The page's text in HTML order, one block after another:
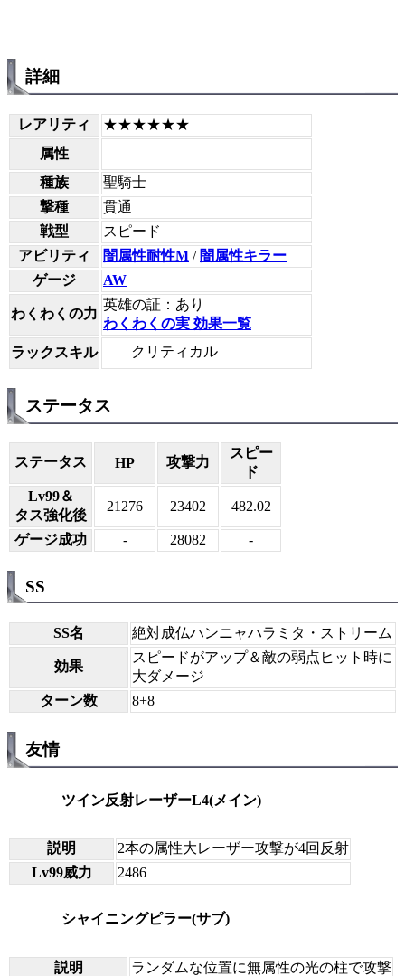
詳細
レアリティ
★★★★★★
属性
種族
聖騎士
撃種
貫通
戦型
スピード
アビリティ
闇属性耐性M / 闇属性キラー
ゲージ
AW
わくわくの力
英雄の証：あり
わくわくの実 効果一覧
ラックスキル
クリティカル
ステータス
ステータス HP 攻撃力
スピー
ド
Lv99＆
タス強化後
21276 23402 482.02
ゲージ成功 - 28082 -
SS
SS名 絶対成仏ハンニャハラミタ・ストリーム
効果
スピードがアップ＆敵の弱点ヒット時に
大ダメージ
ターン数
8+8
友情
ツイン反射レーザーL4(メイン)
説明
2本の属性大レーザー攻撃が4回反射
Lv99威力
2486
シャイニングピラー(サブ)
説明
ランダムな位置に無属性の光の柱で攻撃